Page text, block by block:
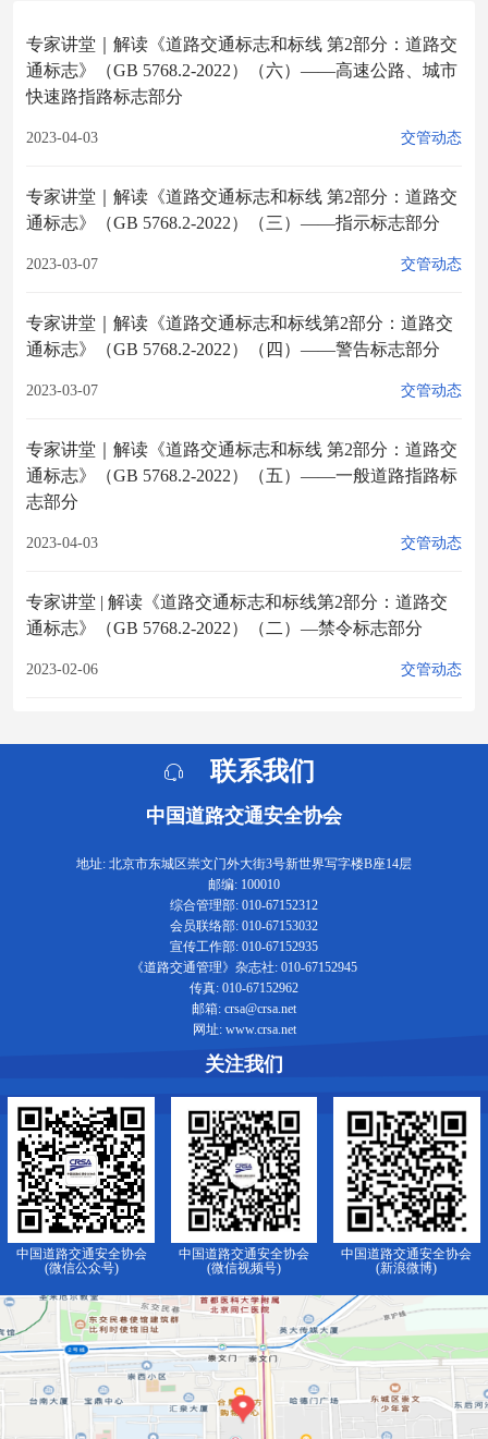
专家讲堂｜解读《道路交通标志和标线 第2部分：道路交
通标志》（GB 5768.2-2022）（六）——高速公路、城市
快速路指路标志部分
2023-04-03 交管动态
专家讲堂｜解读《道路交通标志和标线 第2部分：道路交
通标志》（GB 5768.2-2022）（三）——指示标志部分
2023-03-07 交管动态
专家讲堂｜解读《道路交通标志和标线第2部分：道路交
通标志》（GB 5768.2-2022）（四）——警告标志部分
2023-03-07 交管动态
专家讲堂｜解读《道路交通标志和标线 第2部分：道路交
通标志》（GB 5768.2-2022）（五）——一般道路指路标
志部分
2023-04-03 交管动态
专家讲堂 | 解读《道路交通标志和标线第2部分：道路交
通标志》（GB 5768.2-2022）（二）—禁令标志部分
2023-02-06 交管动态
联系我们
中国道路交通安全协会
地址: 北京市东城区崇文门外大街3号新世界写字楼B座14层
邮编: 100010
综合管理部: 010-67152312
会员联络部: 010-67153032
宣传工作部: 010-67152935
《道路交通管理》杂志社: 010-67152945
传真: 010-67152962
邮箱: crsa@crsa.net
网址: www.crsa.net
关注我们
中国道路交通安全协会
(微信公众号)
中国道路交通安全协会
(微信视频号)
中国道路交通安全协会
(新浪微博)